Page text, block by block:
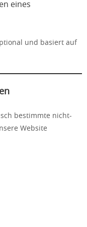
eines
und basiert auf
bestimmte nicht-
Website